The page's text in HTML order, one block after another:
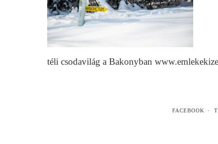
téli csodavilág a Bakonyban
FACEBOOK